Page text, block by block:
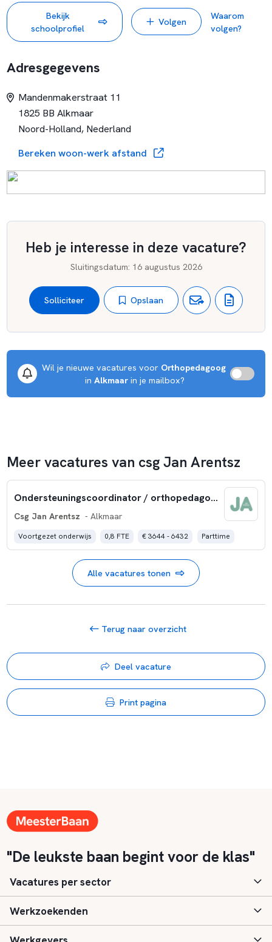
is verantwoordelijk voor de sector Zorg en Welzijn. Je leest
hier meer over in het schoolplan van het VMC. vmbo
kader/tl en tl/havo havo (technasium), atheneum
In Langedijk vmbo gl/tl havo en atheneum (onderbouw). Na
voltooien in Alkmaar.
Leerlingen van het vmbo-basis/kader hebben een
brugperiode van twee jaar, alle andere leerlingen van één
jaar. Aan het einde van hun brugperiode krijgen alle
waarmee zij hun opleiding aan het JA voortzetten.
Bekijk
schoolprofiel
Volgen
Waarom
volgen?
Adresgegevens
Mandenmakerstraat 11
1825 BB Alkmaar
Noord-Holland, Nederland
Bereken woon-werk afstand
Heb je interesse in deze vacature?
Sluitingsdatum: 16 augustus 2026
Solliciteer Opslaan
Wil je nieuwe vacatures voor Orthopedagoog
in Alkmaar in je mailbox?
Meer vacatures van csg Jan Arentsz
Ondersteuningscoordinator / orthopedagoog Langedijk
Csg Jan Arentsz - Alkmaar
Voortgezet onderwijs 0,8 FTE € 3644 - 6432 Parttime
Alle vacatures tonen
Terug naar overzicht
Deel vacature
Print pagina
"De leukste baan begint voor de klas"
Vacatures per sector
Basisonderwijs
Werkzoekenden